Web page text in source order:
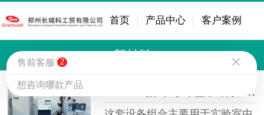
首页 产品中心 客户案例
新材料
售前客服 2
想咨询哪款产品